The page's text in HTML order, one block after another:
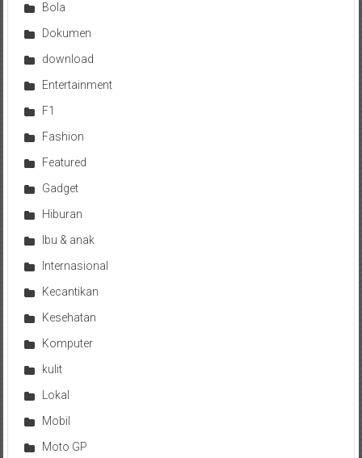
Bola
Dokumen
download
Entertainment
F1
Fashion
Featured
Gadget
Hiburan
Ibu & anak
Internasional
Kecantikan
Kesehatan
Komputer
kulit
Lokal
Mobil
Moto GP